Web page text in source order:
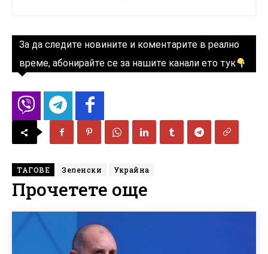
За да следите новините и коментарите в реално
време, абонирайте се за нашите канали ето тук
ТАГОВЕ Зеленски Украйна
Прочетете още